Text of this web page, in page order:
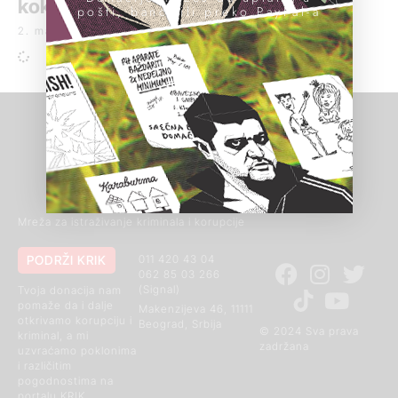
kokaina
2. maj 2020.
Mreža za istraživanje kriminala i korupcije
© 2024 Sva prava
011 420 43 04
Makenzijeva 46, 11111
PODRŽI KRIK
otkrivamo korupciju i
kriminal, a mi
uzvraćamo poklonima
i različitim
pogodnostima na
pošti, banci ili preko PayPal-a